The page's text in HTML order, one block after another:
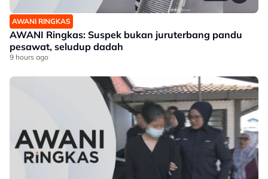
AWANI RINGKAS
AWANI Ringkas: Suspek bukan juruterbang pandu
pesawat, seludup dadah
9 hours ago